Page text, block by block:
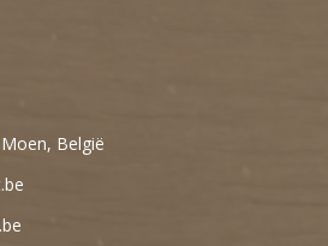
België